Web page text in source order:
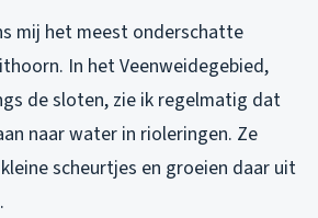
mij het meest onderschatte
In het Veenweidegebied,
de sloten, zie ik regelmatig dat
naar water in rioleringen. Ze
scheurtjes en groeien daar uit